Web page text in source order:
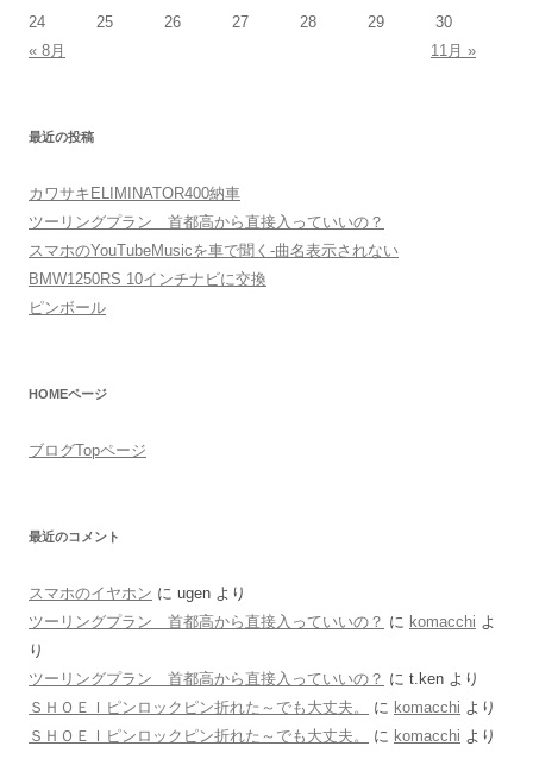
24
25 26 27 28 29
30
« 8月
11月 »
最近の投稿
カワサキELIMINATOR400納車
ツーリングプラン 首都高から直接入っていいの？
スマホのYouTubeMusicを車で聞く-曲名表示されない
BMW1250RS 10インチナビに交換
ピンボール
HOMEページ
ブログTopページ
最近のコメント
スマホのイヤホン に ugen より
ツーリングプラン 首都高から直接入っていいの？ に komacchi よ
り
ツーリングプラン 首都高から直接入っていいの？ に t.ken より
ＳＨＯＥＩピンロックピン折れた～でも大丈夫。
に komacchi より
ＳＨＯＥＩピンロックピン折れた～でも大丈夫。
に komacchi より